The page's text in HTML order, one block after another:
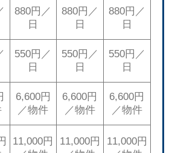
880円／
日
880円／
日
880円／
日
550円／
日
550円／
日
550円／
日
6,600円
／物件
6,600円
／物件
6,600円
／物件
11,000円
11,000円
11,000円